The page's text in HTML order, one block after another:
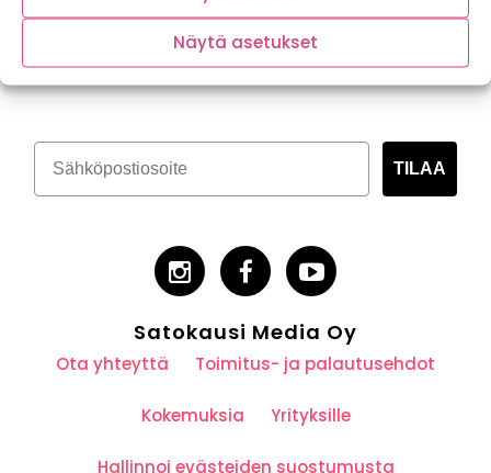
Näytä asetukset
Tilaa kasvispitoinen uutiskirje
TILAA
Satokausi Media Oy
Ota yhteyttä Toimitus- ja palautusehdot
Kokemuksia Yrityksille
Hallinnoi evästeiden suostumusta